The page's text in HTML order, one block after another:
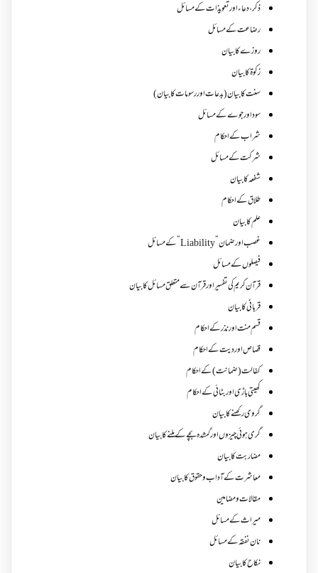
ذکر،دعاء اور تعویذات کے مسائل
رضاعت کے مسائل
روزے کا بیان
زکوة کابیان
سنت کا بیان (بدعات اور رسومات کا بیان)
سود اور جوے کے مسائل
شراب کے احکام
شرکت کے مسائل
شفعہ کا بیان
طلاق کے احکام
علم کا بیان
غصب اورضمان”Liability” کے مسائل
فیصلوں کے مسائل
قرآن کریم کی تفسیر اور قرآن سے متعلق مسائل کا بیان
قربانی کا بیان
قسم منت اور نذر کے احکام
قصاص اور دیت کے احکام
کفالت (ضمانت) کے احکام
کھیتی باڑی اور بٹائی کے احکام
گروی رکھنے کا بیان
گری ہوئی چیزوں اورگمشدہ بچے کے ملنے کا بیان
مضاربت کا بیان
معاشرت کے آداب و حقوق کا بیان
مقالات ومضامین
میراث کے مسائل
نان نفقہ کے مسائل
نکاح کا بیان